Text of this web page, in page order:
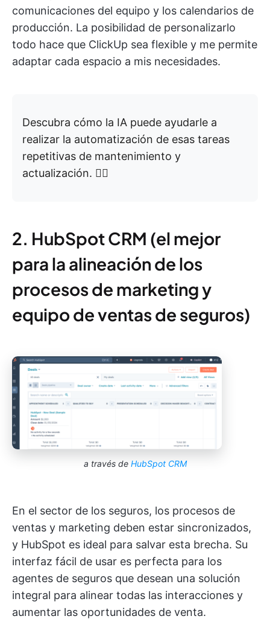
comunicaciones del equipo y los calendarios de
producción. La posibilidad de personalizarlo
todo hace que ClickUp sea flexible y me permite
adaptar cada espacio a mis necesidades.
Descubra cómo la IA puede ayudarle a
realizar la automatización de esas tareas
repetitivas de mantenimiento y
actualización. 👇🏼
2. HubSpot CRM (el mejor
para la alineación de los
procesos de marketing y
equipo de ventas de seguros)
a través de HubSpot CRM
En el sector de los seguros, los procesos de
ventas y marketing deben estar sincronizados,
y HubSpot es ideal para salvar esta brecha. Su
interfaz fácil de usar es perfecta para los
agentes de seguros que desean una solución
integral para alinear todas las interacciones y
aumentar las oportunidades de venta.